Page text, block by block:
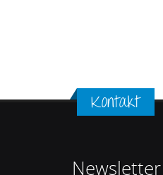
Kontakt
Newsletter